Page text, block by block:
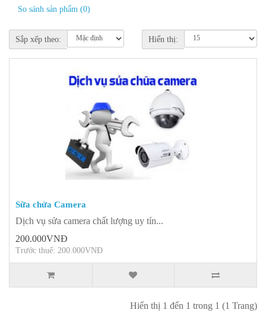
So sánh sản phẩm (0)
Sắp xếp theo: Hiển thị:
Sữa chửa Camera
Dịch vụ sửa camera chất lượng uy tín...
200.000VNĐ
Trước thuế: 200.000VNĐ
Hiển thị 1 đến 1 trong 1 (1 Trang)